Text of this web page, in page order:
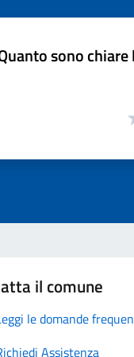
sono
il comune
le domande
Assistenza